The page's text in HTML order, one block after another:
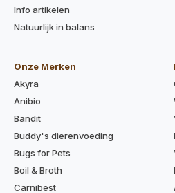
Info artikelen
Natuurlijk in balans
Onze Merken
Akyra
Anibio
Bandit
Buddy's dierenvoeding
Bugs for Pets
Boil & Broth
Carnibest